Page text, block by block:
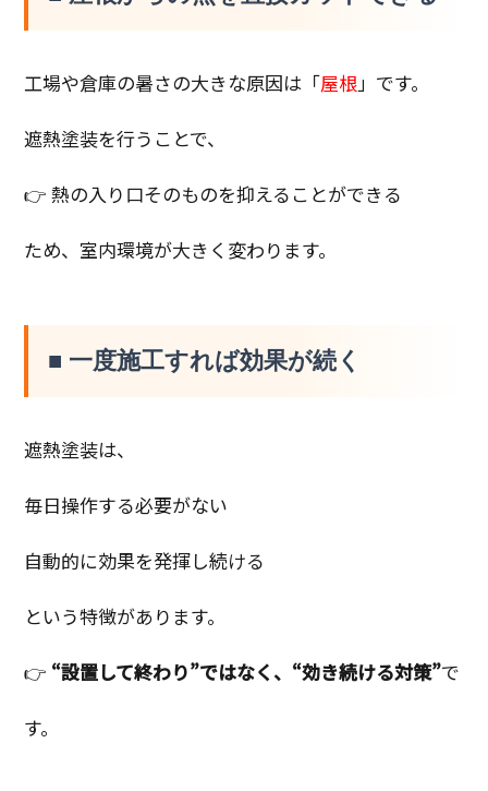
工場や倉庫の暑さの大きな原因は「屋根」です。
遮熱塗装を行うことで、
👉 熱の入り口そのものを抑えることができる
ため、室内環境が大きく変わります。
■ 一度施工すれば効果が続く
遮熱塗装は、
毎日操作する必要がない
自動的に効果を発揮し続ける
という特徴があります。
👉 “設置して終わり”ではなく、“効き続ける対策”で
す。